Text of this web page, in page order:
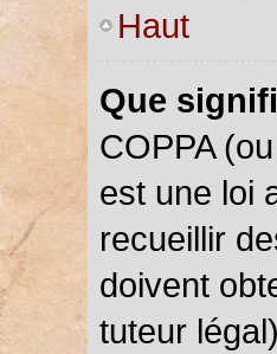
Haut
Que
COPPA (ou
est une loi
recueillir
doivent
tuteur